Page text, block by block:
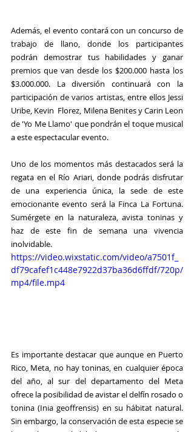
Además, el evento contará con un concurso de
trabajo de llano, donde los participantes
podrán demostrar tus habilidades y ganar
premios que van desde los $200.000 hasta los
$3.000.000. La diversión continuará con la
participación de varios artistas, entre ellos Jessi
Uribe, Kevin  Florez, Milena Benites y Carin Leon
de 'Yo Me Llamo' que pondrán el toque musical
a este espectacular evento.
Uno de los momentos más destacados será la
regata en el Río Ariari, donde podrás disfrutar
de una experiencia única, la sede de este
emocionante evento será la Finca La Fortuna.
Sumérgete en la naturaleza, avista toninas y
haz de este fin de semana una vivencia
inolvidable.
https://video.wixstatic.com/video/a7501f_
df79cafef1c448e7922d37ba36d6ffdf/720p/
mp4/file.mp4
Es importante destacar que aunque en Puerto
Rico, Meta, no hay toninas, en cualquier época
del año, al sur del departamento del Meta
ofrece la posibilidad de avistar el delfín rosado o
tonina (Inia geoffrensis) en su hábitat natural.
Sin embargo, la conservación de esta especie se